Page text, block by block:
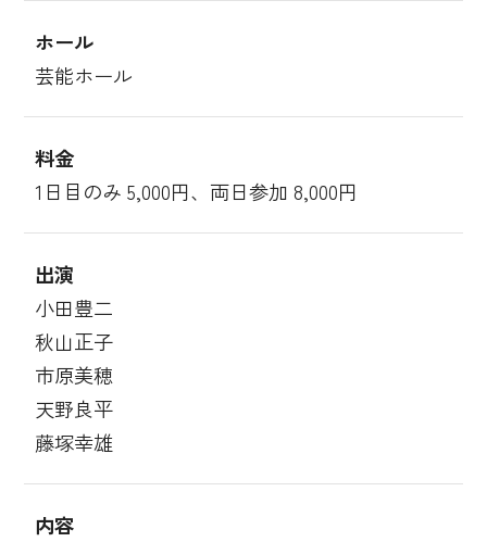
ホール
芸能ホール
料金
1日目のみ 5,000円、両日参加 8,000円
出演
小田豊二
秋山正子
市原美穂
天野良平
藤塚幸雄
内容